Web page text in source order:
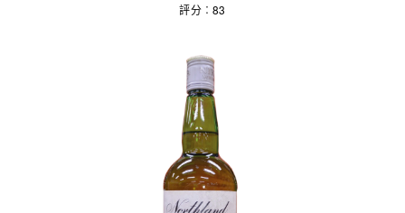
評分︰83